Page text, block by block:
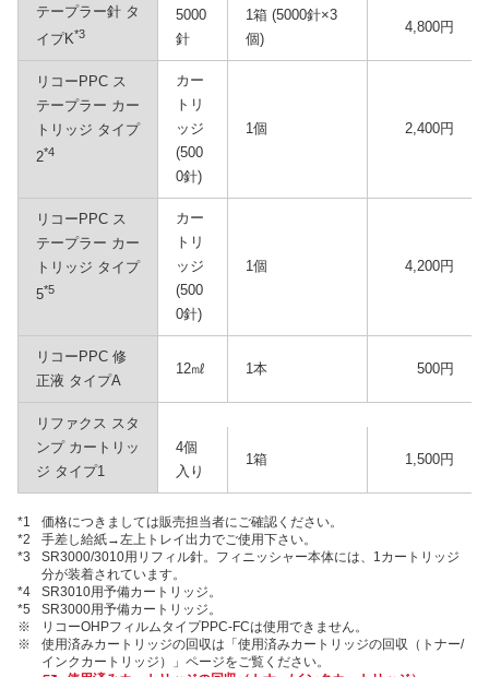
テープラー針 タ
イプK*3
5000
針
1箱 (5000針×3
個)
4,800円
リコーPPC ス
テープラー カー
トリッジ タイプ
2*4
カー
トリ
ッジ
(500
0針)
1個 2,400円
リコーPPC ス
テープラー カー
トリッジ タイプ
5*5
カー
トリ
ッジ
(500
0針)
1個 4,200円
リコーPPC 修
正液 タイプA
12㎖ 1本 500円
リファクス スタ
ンプ カートリッ
ジ タイプ1
4個
入り
1箱 1,500円
*1
価格につきましては販売担当者にご確認ください。
*2
手差し給紙→左上トレイ出力でご使用下さい。
*3
SR3000/3010用リフィル針。フィニッシャー本体には、1カートリッジ
分が装着されています。
*4
SR3010用予備カートリッジ。
*5
SR3000用予備カートリッジ。
※
リコーOHPフィルムタイプPPC-FCは使用できません。
※
使用済みカートリッジの回収は「使用済みカートリッジの回収（トナー/
インクカートリッジ）」ページをご覧ください。